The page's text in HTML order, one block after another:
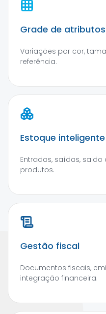
Grade de atributos
Variações por cor,
referência.
Estoque inteligente
Entradas, saídas,
produtos.
Gestão fiscal
Documentos fiscais,
integração financeira.